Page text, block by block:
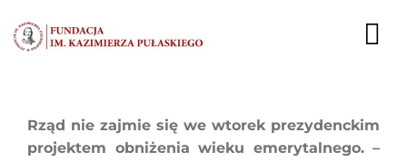
do
zawartości
EKSPERCI
Rząd nie zajmie się we wtorek prezydenckim
projektem obniżenia wieku emerytalnego. –